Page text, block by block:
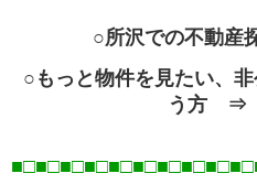
○所沢での不動
○もっと物件を見たい、
う方 ⇒